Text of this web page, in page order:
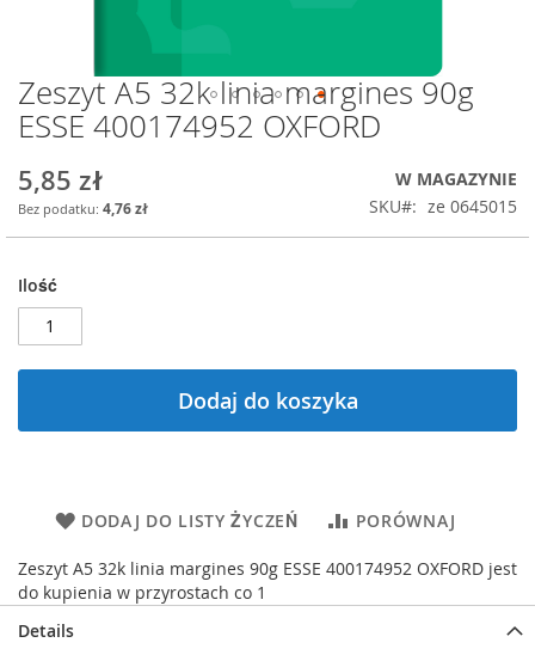
Przejdź
na
początek
Zeszyt A5 32k linia margines 90g
ESSE 400174952 OXFORD
5,85 zł
4,76 zł
W MAGAZYNIE
SKU
ze 0645015
Ilość
Dodaj do koszyka
DODAJ DO LISTY ŻYCZEŃ PORÓWNAJ
Zeszyt A5 32k linia margines 90g ESSE 400174952 OXFORD jest
do kupienia w przyrostach co 1
Details